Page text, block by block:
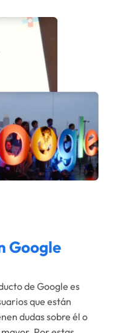
Google
de Google es
que están
dudas sobre él o